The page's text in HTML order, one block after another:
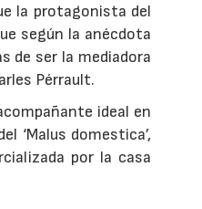
la protagonista del
según la anécdota
de ser la mediadora
Pérrault.
ideal en
‘Malus domestica’,
por la casa